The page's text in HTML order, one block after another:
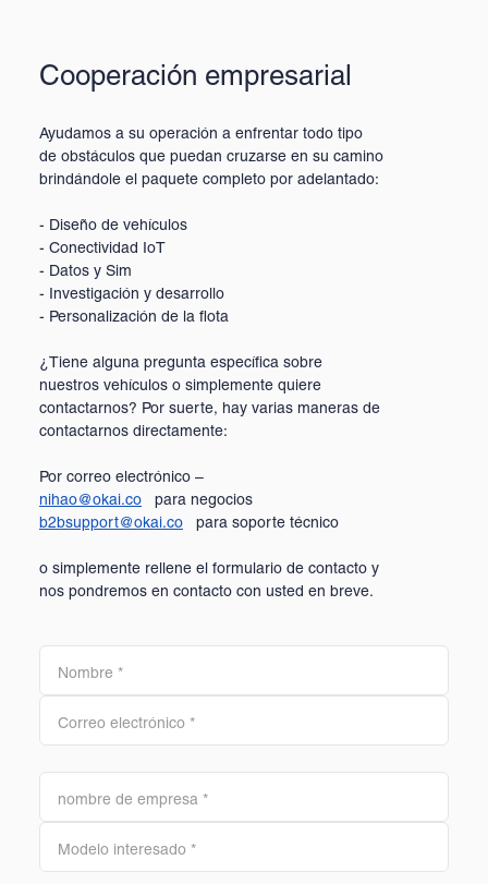
Cooperación empresarial
Ayudamos a su operación a enfrentar todo tipo
de obstáculos que puedan cruzarse en su camino
brindándole el paquete completo por adelantado:
- Diseño de vehículos
- Conectividad IoT
- Datos y Sim
- Investigación y desarrollo
- Personalización de la flota
¿Tiene alguna pregunta específica sobre
nuestros vehículos o simplemente quiere
contactarnos? Por suerte, hay varias maneras de
contactarnos directamente:
Por correo electrónico –
nihao@okai.co para negocios
b2bsupport@okai.co para soporte técnico
o simplemente rellene el formulario de contacto y
nos pondremos en contacto con usted en breve.
Nombre *
Correo electrónico *
nombre de empresa *
Modelo interesado *